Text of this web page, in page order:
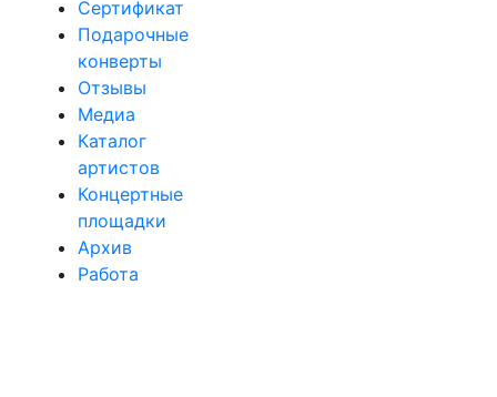
Сертификат
Подарочные
конверты
Отзывы
Медиа
Каталог
артистов
Концертные
площадки
Архив
Работа